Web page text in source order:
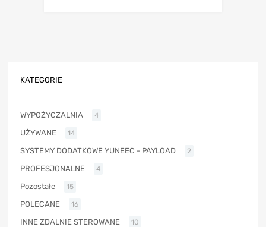
KATEGORIE
WYPOŻYCZALNIA 4
UŻYWANE 14
SYSTEMY DODATKOWE YUNEEC - PAYLOAD 2
PROFESJONALNE 4
Pozostałe 15
POLECANE 16
INNE ZDALNIE STEROWANE 10